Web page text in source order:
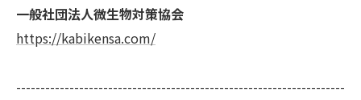
一般社団法人微生物対策協会
https://kabikensa.com/
--------------------------------------------------------------------